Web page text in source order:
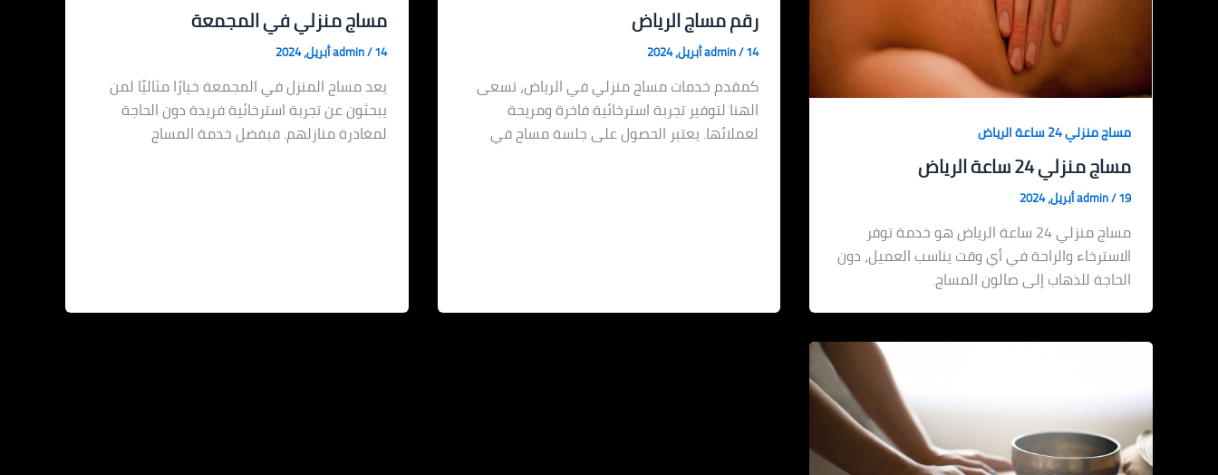
مساج منزلي 24 ساعة الرياض
مساج منزلي 24 ساعة الرياض
admin/19 أبريل، 2024
مساج منزلي 24 ساعة الرياض هو خدمة توفر
الاسترخاء والراحة في أي وقت يناسب العميل، دون
الحاجة للذهاب إلى صالون المساج.
رقم مساج الرياض
admin/14 أبريل، 2024
كمقدم خدمات مساج منزلي في الرياض، تسعى
الهنا لتوفير تجربة استرخائية فاخرة ومريحة
لعملائها. يعتبر الحصول على جلسة مساج في
مساج منزلي في المجمعة
admin/14 أبريل، 2024
يعد مساج المنزل في المجمعة خيارًا مثاليًا لمن
يبحثون عن تجربة استرخائية فريدة دون الحاجة
لمغادرة منازلهم. فبفضل خدمة المساج